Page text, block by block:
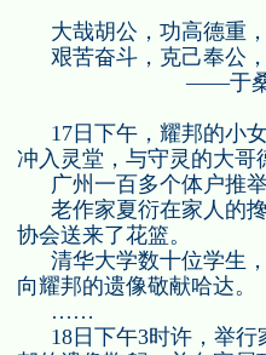
大哉胡公，功高德重
艰苦奋斗，克己奉公
——于
17日下午，耀邦的小
冲入灵堂，与守灵的大
广州一百多个体户推
老作家夏衍在家人的
协会送来了花篮。
清华大学数十位学生
向耀邦的遗像敬献哈达。
……
18日下午3时许，举行